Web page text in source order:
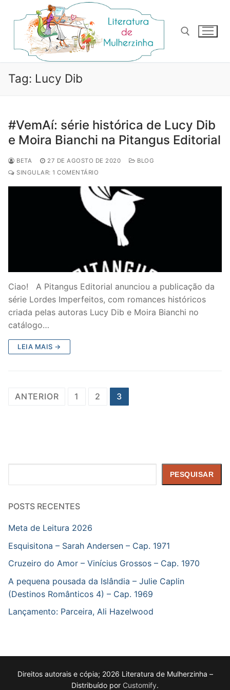
para
conteúdo
Tag: Lucy Dib
#VemAí: série histórica de Lucy Dib
e Moira Bianchi na Pitangus Editorial
BETA 27 DE AGOSTO DE 2020
BLOG
SINGULAR: 1 COMENTÁRIO
Ciao! A Pitangus Editorial anunciou a publicação da
série Lordes Imperfeitos, com romances históricos
criada pelas autoras Lucy Dib e Moira Bianchi no
catálogo…
LEIA MAIS →
Paginação
ANTERIOR 1 2 3
PESQUISAR
POSTS RECENTES
Meta de Leitura 2026
Esquisitona – Sarah Andersen – Cap. 1971
Cruzeiro do Amor – Vinícius Grossos – Cap. 1970
A pequena pousada da Islândia – Julie Caplin
(Destinos Românticos 4) – Cap. 1969
Lançamento: Parceira, Ali Hazelwood
Direitos autorais e cópia; 2026 Literatura de Mulherzinha –
Distribuído por Customify.